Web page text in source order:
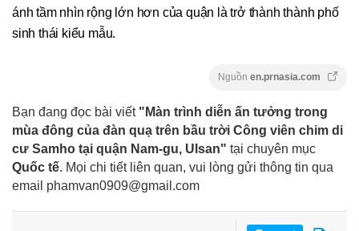
ánh tầm nhìn rộng lớn hơn của quận là trở thành thành phố
sinh thái kiểu mẫu.
Nguồn en.prnasia.com
Bạn đang đọc bài viết "Màn trình diễn ấn tưởng trong
mùa đông của đàn quạ trên bầu trời Công viên chim di
cư Samho tại quận Nam-gu, Ulsan" tại chuyên mục
Quốc tế. Mọi chi tiết liên quan, vui lòng gửi thông tin qua
email phamvan0909@gmail.com